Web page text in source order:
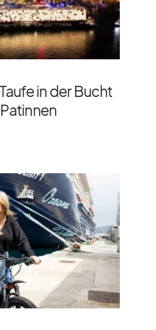
in der Bucht